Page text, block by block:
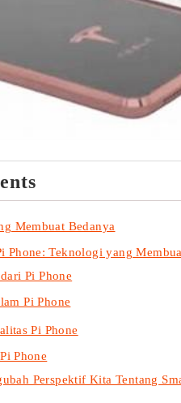
Membuat Bedanya
Phone: Teknologi yang
Pi Phone
Pi Phone
Pi Phone
Phone
Perspektif Kita Tentang